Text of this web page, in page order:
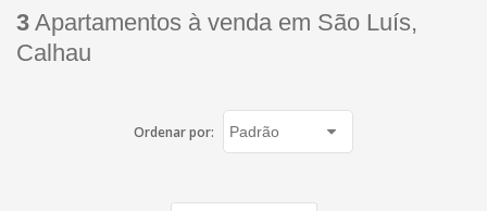
3 Apartamentos à venda em São Luís,
Calhau
Ordenar por: